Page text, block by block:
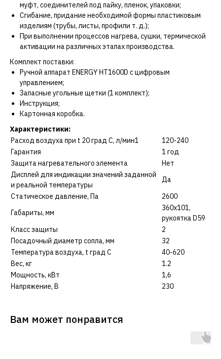
муфт, соединителей под пайку, пленок, упаковки;
Сгибание, придание необходимой формы пластиковым
изделиям (трубы, листы, профили т. д.);
При выполнении процессов нагрева, сушки, термической
активации на различных этапах производства.
Комплект поставки:
Ручной аппарат ENERGY HT1600D с цифровым
управлением;
Запасные угольные щетки (1 комплект);
Инструкция;
Картонная коробка.
Характеристики:
Расход воздуха при t 20 град С, л/мин1
120-240
Гарантия
1 год
Защита нагревательного элемента
Нет
Дисплей для индикации значений заданной
и реальной температуры
Да
Статическое давление, Па
2600
Габариты, мм
360x101,
рукоятка D59
Класс защиты
2
Посадочный диаметр сопла, мм
32
Температура воздуха, t град С
40-620
Вес, кг
1.2
Мощность, кВт
1,6
Напряжение, В
230
Вам может понравится